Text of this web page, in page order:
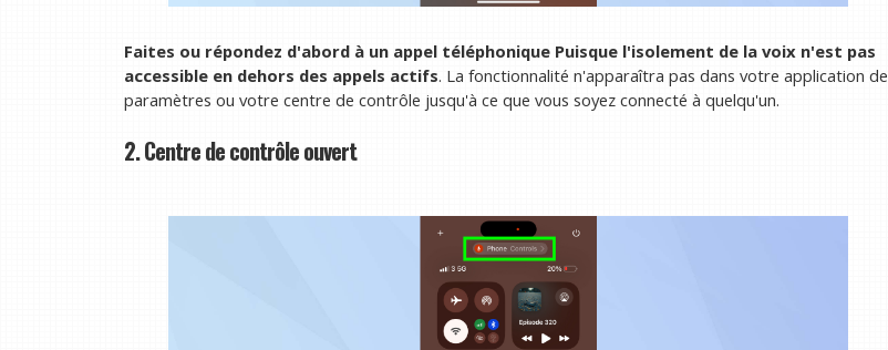
Faites ou répondez d'abord à un appel téléphonique Puisque l'isolement de la voix n'est pas
accessible en dehors des appels actifs. La fonctionnalité n'apparaîtra pas dans votre application de
paramètres ou votre centre de contrôle jusqu'à ce que vous soyez connecté à quelqu'un.
2. Centre de contrôle ouvert